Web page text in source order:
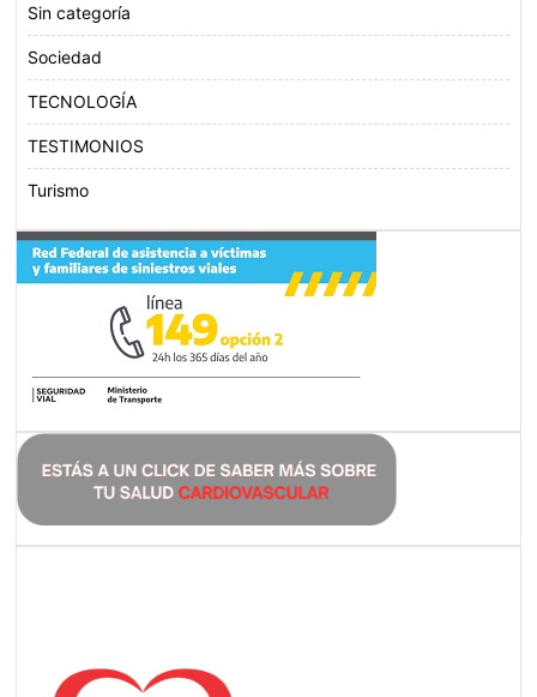
Sin categoría
Sociedad
TECNOLOGÍA
TESTIMONIOS
Turismo